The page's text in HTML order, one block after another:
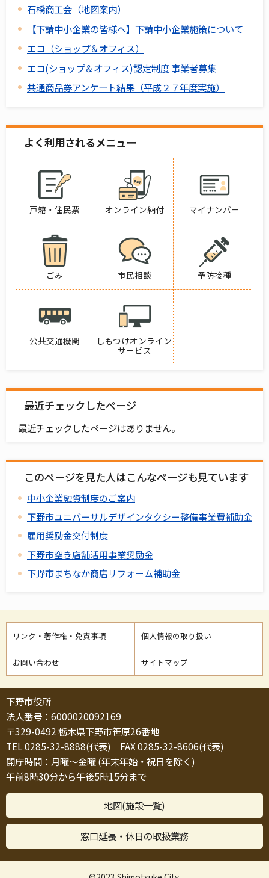
石橋商工会（地図案内）
【下請中小企業の皆様へ】下請中小企業施策について
エコ（ショップ＆オフィス）
エコ(ショップ＆オフィス)認定制度 事業者募集
共通商品券アンケート結果（平成２７年度実施）
よく利用されるメニュー
戸籍・住民票 オンライン納付 マイナンバー
ごみ 市民相談 予防接種
公共交通機関
しもつけオンライン
サービス
最近チェックしたページ
最近チェックしたページはありません。
このページを見た人はこんなページも見ています
中小企業融資制度のご案内
下野市ユニバーサルデザインタクシー整備事業費補助金
雇用奨励金交付制度
下野市空き店舗活用事業奨励金
下野市まちなか商店リフォーム補助金
リンク・著作権・免責事項 個人情報の取り扱い
お問い合わせ サイトマップ
下野市役所
法人番号：6000020092169
〒329-0492 栃木県下野市笹原26番地
TEL 0285-32-8888(代表) FAX 0285-32-8606(代表)
開庁時間：月曜～金曜 (年末年始・祝日を除く)
午前8時30分から午後5時15分まで
地図(施設一覧)
窓口延長・休日の取扱業務